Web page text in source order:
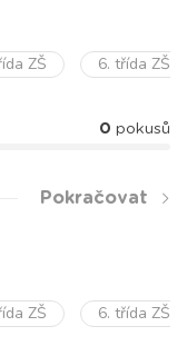
ZŠ 6. třída ZŠ
0 pokusů
Pokračovat
ZŠ 6. třída ZŠ